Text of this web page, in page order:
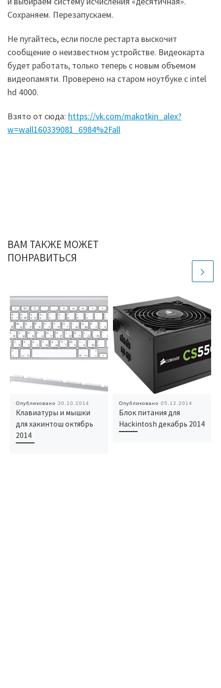
Сохраняем. Перезапускаем.
Не пугайтесь, если после рестарта выскочит
сообщение о неизвестном устройстве. Видеокарта
будет работать, только теперь с новым объемом
видеопамяти. Проверено на старом ноутбуке с intel
hd 4000.
Взято от сюда: https://vk.com/makotkin_alex?
w=wall160339081_6984%2Fall
ВАМ ТАКЖЕ МОЖЕТ
ПОНРАВИТЬСЯ
Опубликовано 30.10.2014
Клавиатуры и мышки
для хакинтош октябрь
2014
Опубликовано 05.12.2014
Блок питания для
Hackintosh декабрь 2014